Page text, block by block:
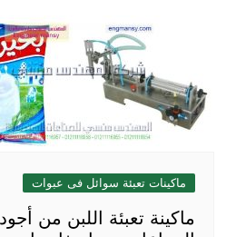
ماكينات تعبئة سوائل فى عبوات
ماكينة تعبئة اللبن من